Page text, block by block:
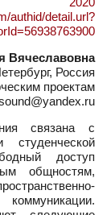
authid/detail.url?
Вячеславовна
Россия
проектам
связана с
студенческой
доступ
общностям,